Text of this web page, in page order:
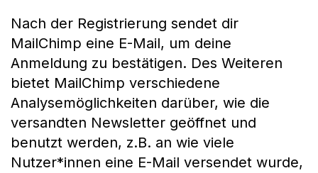
Nach der Registrierung sendet dir
MailChimp eine E-Mail, um deine
Anmeldung zu bestätigen. Des Weiteren
bietet MailChimp verschiedene
Analysemöglichkeiten darüber, wie die
versandten Newsletter geöffnet und
benutzt werden, z.B. an wie viele
Nutzer*innen eine E-Mail versendet wurde,